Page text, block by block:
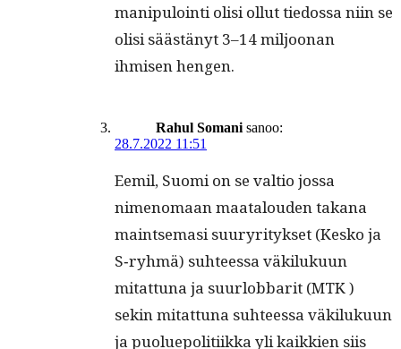
manip­u­loin­ti olisi ollut tiedos­sa niin se
olisi säästänyt 3–14 miljoo­nan
ihmisen hengen.
Rahul Somani sanoo:
28.7.2022 11:51
Eemil, Suo­mi on se val­tio jos­sa
nimeno­maan maat­alouden takana
maintse­masi suuryri­tyk­set (Kesko ja
S‑ryhmä) suh­teessa väk­iluku­un
mitat­tuna ja suur­lob­bar­it (MTK )
sekin mitat­tuna suh­teessa väk­iluku­un
ja puolue­poli­ti­ik­ka yli kaikkien siis